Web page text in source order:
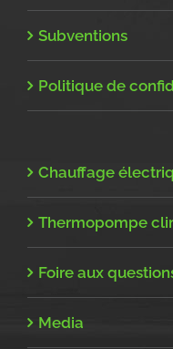
Subventions
Politique de
Chauffage
Thermopompe
Foire aux
Media